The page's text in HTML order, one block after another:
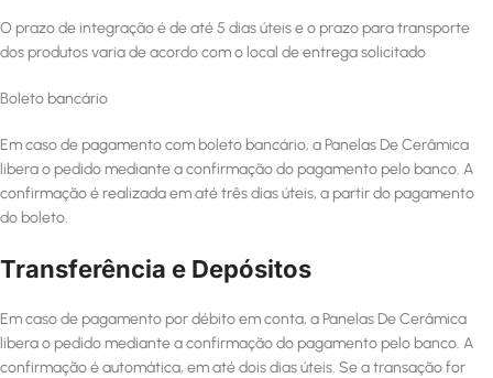
O prazo de integração é de até 5 dias úteis e o prazo para transporte
dos produtos varia de acordo com o local de entrega solicitado
Boleto bancário
Em caso de pagamento com boleto bancário, a Panelas De Cerâmica
libera o pedido mediante a confirmação do pagamento pelo banco. A
confirmação é realizada em até três dias úteis, a partir do pagamento
do boleto.
Transferência e Depósitos
Em caso de pagamento por débito em conta, a Panelas De Cerâmica
libera o pedido mediante a confirmação do pagamento pelo banco. A
confirmação é automática, em até dois dias úteis. Se a transação for